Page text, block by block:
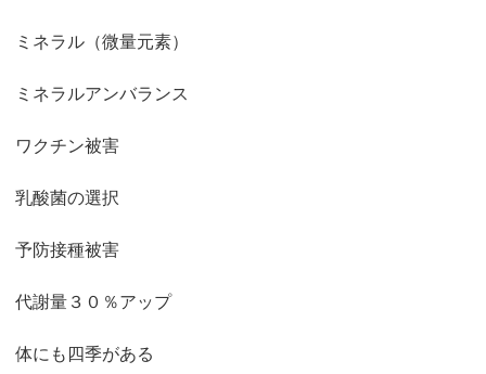
ミネラル（微量元素）
ミネラルアンバランス
ワクチン被害
乳酸菌の選択
予防接種被害
代謝量３０％アップ
体にも四季がある